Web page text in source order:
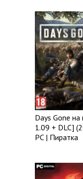
Days Gone на
1.09 + DLC]
PC | Пиратка